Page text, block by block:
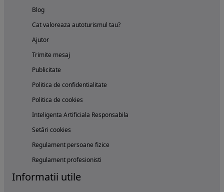
Blog
Cat valoreaza autoturismul tau?
Ajutor
Trimite mesaj
Publicitate
Politica de confidentialitate
Politica de cookies
Inteligenta Artificiala Responsabila
Setări cookies
Regulament persoane fizice
Regulament profesionisti
Informatii utile